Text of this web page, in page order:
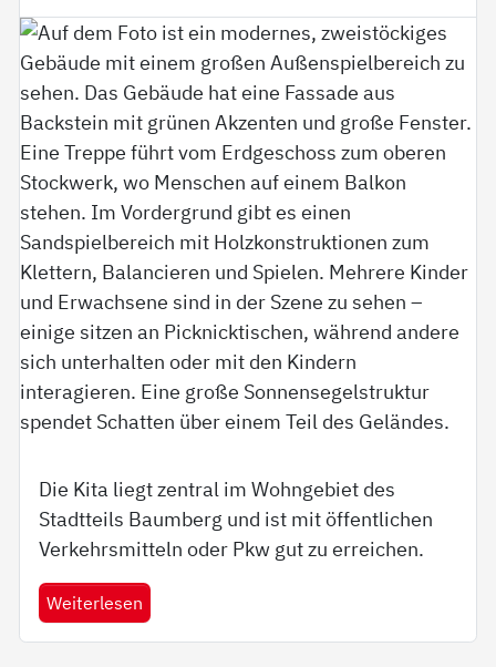
Die Kita liegt zentral im Wohngebiet des
Stadtteils Baumberg und ist mit öffentlichen
Verkehrsmitteln oder Pkw gut zu erreichen.
Weiterlesen